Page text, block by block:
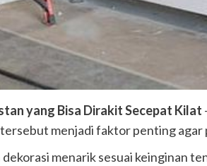
yang Bisa Dirakit Secepat Kilat
menjadi faktor penting
menarik sesuai keinginan